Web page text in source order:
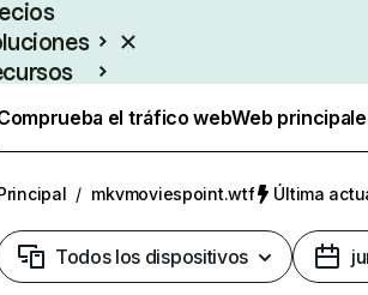
el tráfico webWeb
/ mkvmoviespoint.wtf Última
Todos los dispositivos